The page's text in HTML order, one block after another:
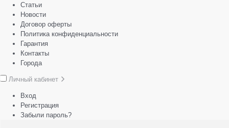
Статьи
Новости
Договор оферты
Политика конфиденциальности
Гарантия
Контакты
Города
Личный кабинет
Вход
Регистрация
Забыли пароль?